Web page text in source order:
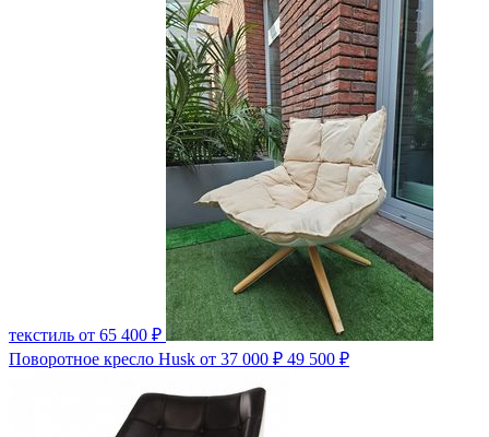
текстиль от 65 400 ₽
Поворотное кресло Husk от 37 000 ₽ 49 500 ₽